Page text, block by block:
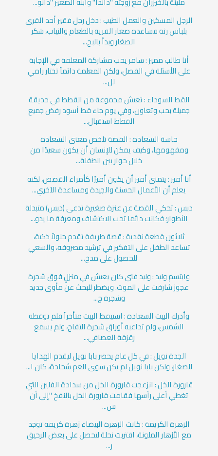
الرجل المسكين والعمل الطيب : دخل رجل فقير أحد القرى
بلباس رثة فساعده صغار القرية بالطعام والثياب، شكر
الصغار وبدأ بالبح...
أنا طالب مميز : سامر يحب مشاركة المعلمة في الإجابة
على الأسئلة في الفصل، ولكن المعلمة دائماً تختار رامي
لل...
القط السوداء : تعيش مجموعة من القطط في حديقة
جميلة بحب وتعاون، وفي يوم جاء قط أسود رفض جميع
القطط استقبال...
حاسة السعادة : القصة تلخص معنى السعادة
ومفهومها، وكيف يمكن للإنسان أن يكون سعيدًا من
خلال حوار بين الطفلة...
أنا أمير : يتمنى أمير أن يكون أميرًا كأمراء القصص، لكنه
يعلم أن الأعمال الحسنة والجيدة ومساعدة الآخري...
دبس : تحكي القصة عن عنزة صغيرة تدعى (دبس) متبدلة
الأطوار؛ فكانت دائما تحب الاكتشاف ومعرفة ما يدو...
ثلاثون قطعة نقدية : قصة طريفة تقدم حلولاً ذكية،
تساعد الطفل على التفكير في ترشيد مصروفه، والسعي
للحصول على مدخ...
وابتسم وليد : وليد فتى كان يعيش في منزلٍ فوق شجرة
عجوز شارفت على الموت. ويضطر للبحث عن مأوى جديد
وشجرة ج...
وأدرك البيت السعادة : استيقظ البيت متأخراً فلم توقظه
الشمس، ولم تداعبه أوراق شجرة التفاح، ولم يسمع
زقزقة العصافي...
الجدة نويل : في كل عام يحضر بابا نويل ليقدم الهدايا
للصغار، ولكن بابا نويل لم يكن سوى العم شحادة، كان ا...
قارورة الخل : انزعجت قارورة الخل من سدادة الفلين التي
تغطي أعلى رأسها فقامت قارورة الخل بالنفخ "إلى أن
س...
الزهرة الكريمة : كانت الزهرة البيضاء زهرة كريمة توجد
مع الأزهار الملونة، اقتربت نحلة لتحصل على بعض الرحيق
ر...